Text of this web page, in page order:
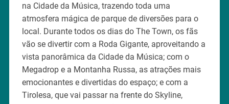
na Cidade da Música, trazendo toda uma
atmosfera mágica de parque de diversões para o
local. Durante todos os dias do The Town, os fãs
vão se divertir com a Roda Gigante, aproveitando a
vista panorâmica da Cidade da Música; com o
Megadrop e a Montanha Russa, as atrações mais
emocionantes e divertidas do espaço; e com a
Tirolesa, que vai passar na frente do Skyline,